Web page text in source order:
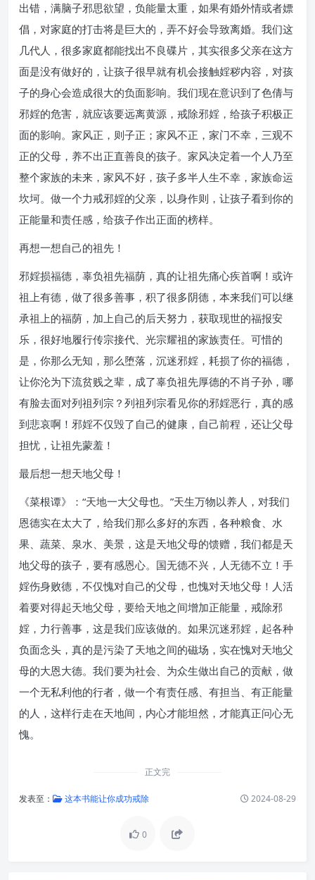
出错，满脑子邪思欲望，负能量太重，如果有婚外情或者嫖
倡，对家庭的打击将是巨大的，弄不好会导致离婚。我们这
几代人，很多家庭都能找出不良碟片，其实很多父亲在这方
面是没有做好的，让孩子很早就有机会接触婬秽内容，对孩
子的身心会造成很大的负面影响。我们现在意识到了色倩与
邪婬的危害，就应该要远离黄源，戒除邪婬，给孩子积极正
面的影响。家风正，则子正；家风不正，家门不幸，三观不
正的父母，养不出正直善良的孩子。家风决定着一个人乃至
整个家族的未来，家风不好，孩子多半人生不幸，家族命运
坎坷。做一个力戒邪婬的父亲，以身作则，让孩子看到你的
正能量和责任感，给孩子作出正面的榜样。
再想一想自己的祖先！
邪婬损福德，辜负祖先福荫，真的让祖先痛心疾首啊！或许
祖上有德，做了很多善事，积了很多阴德，本来我们可以继
承祖上的福荫，加上自己的后天努力，获取现世的福报安
乐，很好地履行传宗接代、光宗耀祖的家族责任。可惜的
是，你那么无知，那么堕落，沉迷邪婬，耗损了你的福德，
让你沦为下流贫贱之辈，成了辜负祖先厚德的不肖子孙，哪
有脸去面对列祖列宗？列祖列宗看见你的邪婬恶行，真的感
到悲哀啊！邪婬不仅毁了自己的健康，自己前程，还让父母
担忧，让祖先蒙羞！
最后想一想天地父母！
《菜根谭》：“天地一大父母也。”天生万物以养人，对我们
恩德实在太大了，给我们那么多好的东西，各种粮食、水
果、蔬菜、泉水、美景，这是天地父母的馈赠，我们都是天
地父母的孩子，要有感恩心。国无德不兴，人无德不立！手
婬伤身败德，不仅愧对自己的父母，也愧对天地父母！人活
着要对得起天地父母，要给天地之间增加正能量，戒除邪
婬，力行善事，这是我们应该做的。如果沉迷邪婬，起各种
负面念头，真的是污染了天地之间的磁场，实在愧对天地父
母的大恩大德。我们要为社会、为众生做出自己的贡献，做
一个无私利他的行者，做一个有责任感、有担当、有正能量
的人，这样行走在天地间，内心才能坦然，才能真正问心无
愧。
正文完
发表至： 这本书能让你成功戒除 2024-08-29
0